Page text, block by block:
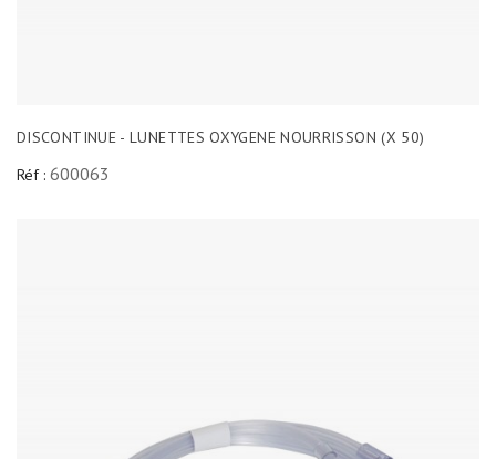
DISCONTINUE - LUNETTES OXYGENE NOURRISSON (X 50)
Réf : 600063